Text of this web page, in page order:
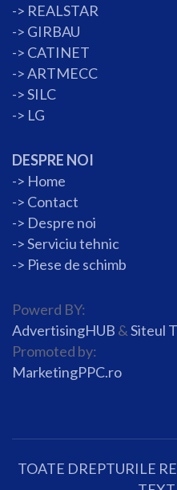
-> REALSTAR
-> GIRBAU
-> CATINET
->ARTMECC
->SILC
-> LG
DESPRE NOI
-> Home
-> Contact
-> Despre noi
->Serviciu tehnic
-> Piese de schimb
Powerd BY:
AdvertisingHUB &Siteul
Promoted by:
MarketingPPC.ro
TOATE DREPTURILE